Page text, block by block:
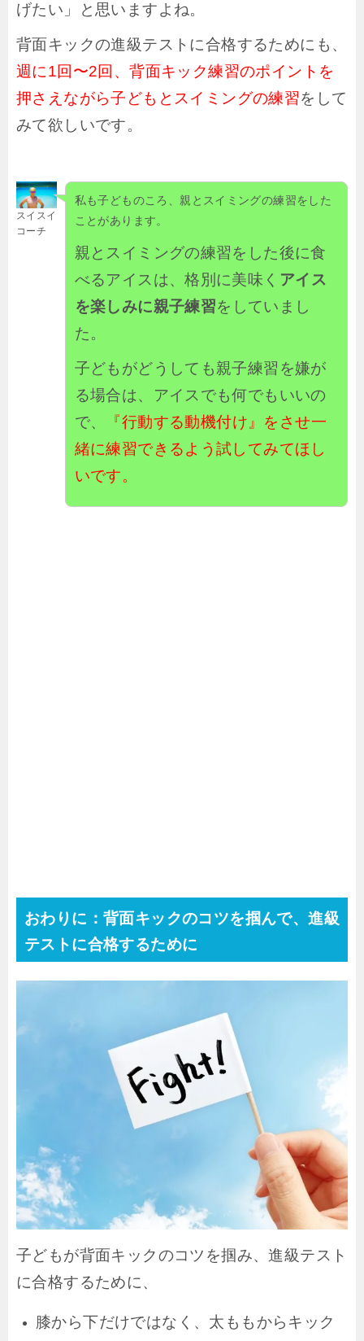
げたい」と思いますよね。
背面キックの進級テストに合格するためにも、
週に1回〜2回、背面キック練習のポイントを
押さえながら子どもとスイミングの練習をして
みて欲しいです。
スイスイ
コーチ
私も子どものころ、親とスイミングの練習をした
ことがあります。
親とスイミングの練習をした後に食
べるアイスは、格別に美味く アイス
を楽しみに親子練習をしていまし
た。
子どもがどうしても親子練習を嫌が
る場合は、アイスでも何でもいいの
で、
『行動する動機付け』をさせ一
緒に練習できるよう試してみてほし
いです。
おわりに：背面キックのコツを掴んで、進級
テストに合格するために
子どもが背面キックのコツを掴み、進級テスト
に合格するために、
膝から下だけではなく、太ももからキック